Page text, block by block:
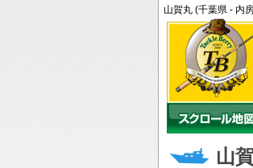
山賀丸 (千葉県 - 内
山